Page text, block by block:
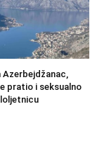
pratio i seksualno